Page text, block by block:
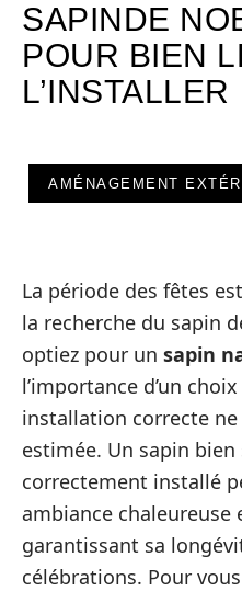
SAPINDE
POUR BIEN
L’INSTALLER
AMÉNAGEMENT
La période des fêtes
la recherche du sapin
optiez pour un sapin
l’importance d’un
installation correcte
estimée. Un sapin
correctement installé
ambiance
garantissant sa
célébrations. Pour